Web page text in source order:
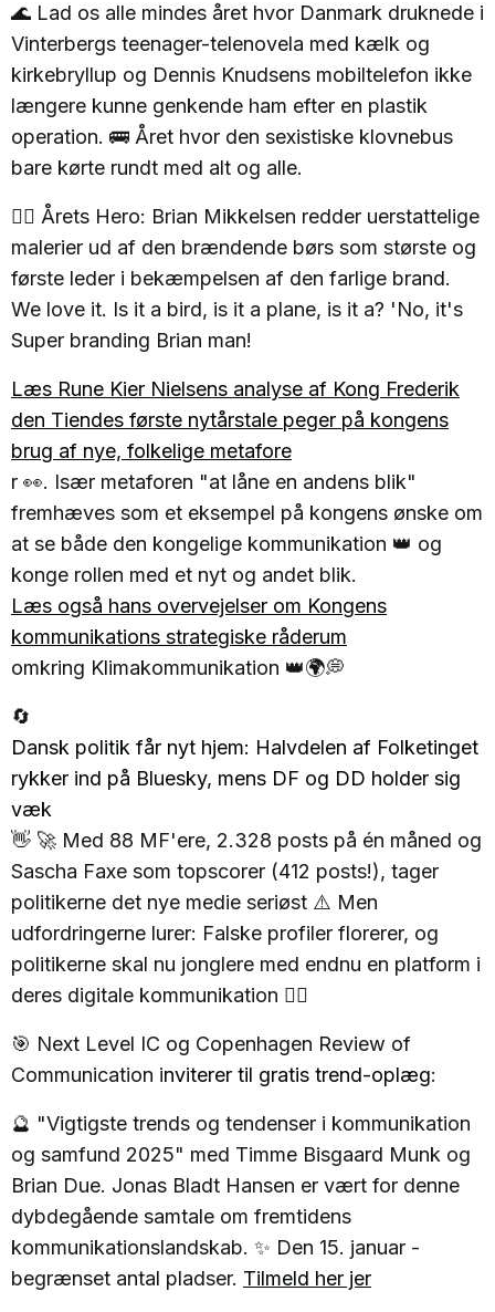
🌊 Lad os alle mindes året hvor Danmark druknede i
Vinterbergs teenager-telenovela med kælk og
kirkebryllup og Dennis Knudsens mobiltelefon ikke
længere kunne genkende ham efter en plastik
operation. 🚌 Året hvor den sexistiske klovnebus
bare kørte rundt med alt og alle.
🦸‍♂️ Årets Hero: Brian Mikkelsen redder uerstattelige
malerier ud af den brændende børs som største og
første leder i bekæmpelsen af den farlige brand.
We love it. Is it a bird, is it a plane, is it a? 'No, it's
Super branding Brian man!
Læs Rune Kier Nielsens analyse af Kong Frederik
den Tiendes første nytårstale peger på kongens
brug af nye, folkelige metafore
r 👀. Især metaforen "at låne en andens blik"
fremhæves som et eksempel på kongens ønske om
at se både den kongelige kommunikation 👑 og
konge rollen med et nyt og andet blik.
Læs også hans overvejelser om Kongens
kommunikations strategiske råderum
omkring Klimakommunikation 👑🌍💭
🔄
Dansk politik får nyt hjem: Halvdelen af Folketinget
rykker ind på Bluesky, mens DF og DD holder sig
væk
👋 🚀 Med 88 MF'ere, 2.328 posts på én måned og
Sascha Faxe som topscorer (412 posts!), tager
politikerne det nye medie seriøst ⚠️ Men
udfordringerne lurer: Falske profiler florerer, og
politikerne skal nu jonglere med endnu en platform i
deres digitale kommunikation 🤹‍♂️
🎯 Next Level IC og Copenhagen Review of
Communication inviterer til gratis trend-oplæg:
🔮 "Vigtigste trends og tendenser i kommunikation
og samfund 2025" med Timme Bisgaard Munk og
Brian Due. Jonas Bladt Hansen er vært for denne
dybdegående samtale om fremtidens
kommunikationslandskab. ✨ Den 15. januar -
begrænset antal pladser. Tilmeld her jer